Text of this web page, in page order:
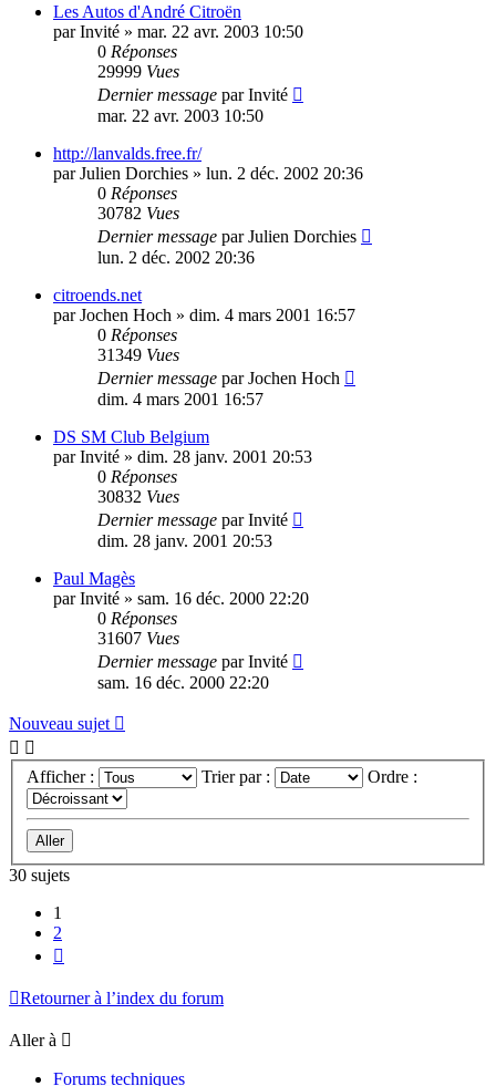
Les Autos d'André Citroën
parInvité » mar. 22 avr. 2003 10:50
0 Réponses
29999 Vues
Dernier message parInvité
mar. 22 avr. 2003 10:50
http://lanvalds.free.fr/
parJulien Dorchies » lun. 2 déc. 2002 20:36
0 Réponses
30782 Vues
Dernier message parJulien Dorchies
lun. 2 déc. 2002 20:36
citroends.net
parJochen Hoch » dim. 4 mars 2001 16:57
0 Réponses
31349 Vues
Dernier message parJochen Hoch
dim. 4 mars 2001 16:57
DS SM Club Belgium
parInvité » dim. 28 janv. 2001 20:53
0 Réponses
30832 Vues
Dernier message parInvité
dim. 28 janv. 2001 20:53
Paul Magès
parInvité » sam. 16 déc. 2000 22:20
0 Réponses
31607 Vues
Dernier message parInvité
sam. 16 déc. 2000 22:20
Nouveau sujet
Afficher : Trier par : Ordre :
30 sujets
1
2
Retourner à l’index du forum
Aller à
Forums techniques